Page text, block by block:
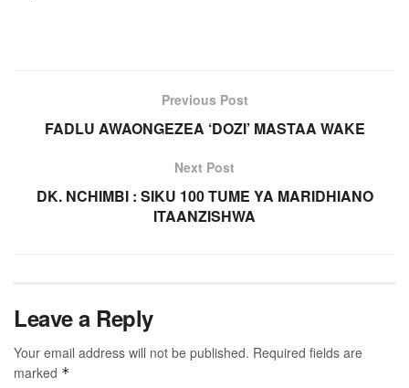
Previous Post
FADLU AWAONGEZEA ‘DOZI’ MASTAA WAKE
Next Post
DK. NCHIMBI : SIKU 100 TUME YA MARIDHIANO
ITAANZISHWA
Leave a Reply
Your email address will not be published. Required fields are
marked *